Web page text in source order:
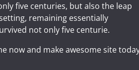
five centuries, but also the leap
remaining essentially
not only five centurie.
now and make awesome site